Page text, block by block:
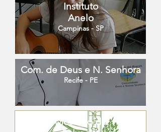
Instituto
Anelo
Campinas - SP
Com. de Deus e N. Senhora
Recife - PE
Mosteiro do